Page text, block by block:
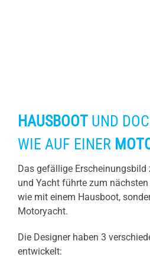
HAUSBOOTUND
WIE AUF EINER
Das gefällige
und Yacht führte zum
wie mit einem Hausboot,
Motoryacht.
Die Designer haben 3
entwickelt: